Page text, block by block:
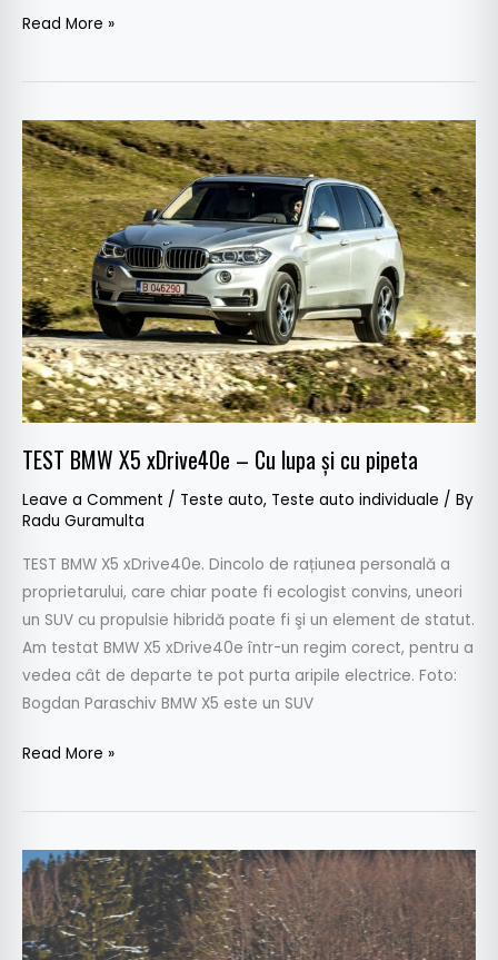
Read More »
TEST BMW X5 xDrive40e – Cu lupa şi cu pipeta
Leave a Comment / Teste auto, Teste auto individuale / By
Radu Guramulta
TEST BMW X5 xDrive40e. Dincolo de rațiunea personală a
proprietarului, care chiar poate fi ecologist convins, uneori
un SUV cu propulsie hibridă poate fi şi un element de statut.
Am testat BMW X5 xDrive40e într-un regim corect, pentru a
vedea cât de departe te pot purta aripile electrice. Foto:
Bogdan Paraschiv BMW X5 este un SUV
TEST
BMW
X5
xDrive40e
–
Cu
lupa
şi
cu
pipeta
Read More »
VW
Touareg
3.0
V6